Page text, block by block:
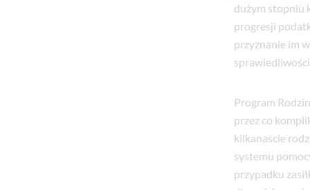
dużym stopniu
progresji
przyznanie im
sprawiedliwości
Program
przez co
kilkanaście
systemu
przypadku